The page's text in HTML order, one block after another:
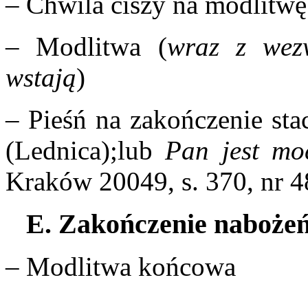
– Modlitwa (wraz z
wstają)
– Pieśń na zakończenie
(Lednica);lubPan jest
Kraków 20049, s. 370, nr
E. Zakończenie
– Modlitwa końcowa